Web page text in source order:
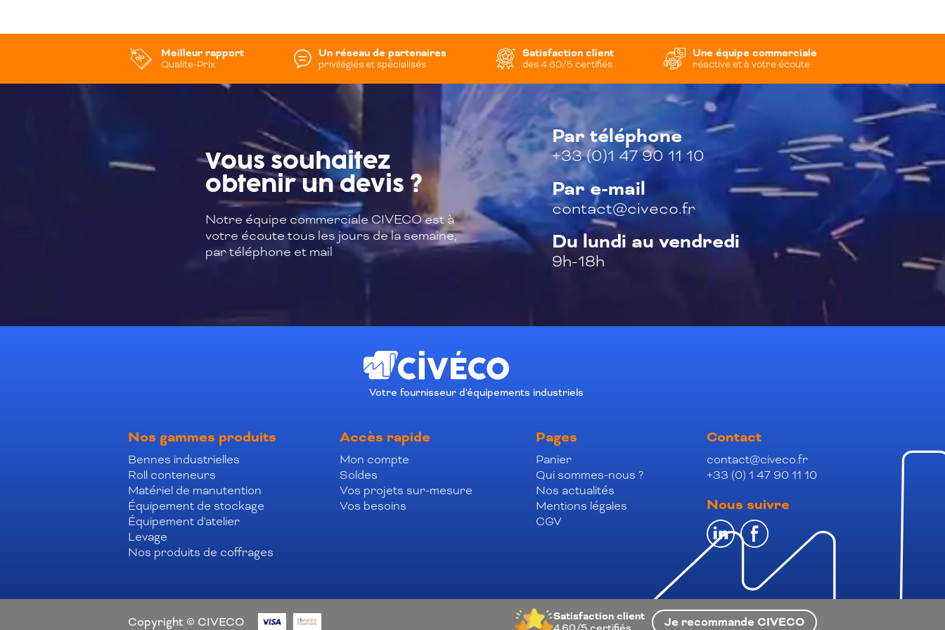
Meilleur rapport
Qualite-Prix
Un réseau de partenaires
privilégiés et spécialisés
Satisfaction client
des 4.60/5 certifiés
Une équipe commerciale
réactive et à votre écoute
Vous souhaitez
obtenir un devis ?
Notre équipe commerciale CIVECO est à
votre écoute tous les jours de la semaine,
par téléphone et mail
Par téléphone
+33 (0)1 47 90 11 10
Par e-mail
contact@civeco.fr
Du lundi au vendredi
9h-18h
Votre fournisseur d'équipements industriels
Nos gammes produits
Bennes industrielles
Roll conteneurs
Matériel de manutention
Équipement de stockage
Équipement d'atelier
Levage
Nos produits de coffrages
Accès rapide
Mon compte
Soldes
Vos projets sur-mesure
Vos besoins
Pages
Panier
Qui sommes-nous ?
Nos actualités
Mentions légales
CGV
Contact
contact@civeco.fr
+33 (0) 1 47 90 11 10
Nous suivre
Copyright © CIVECO Satisfaction client Je recommande CIVECO